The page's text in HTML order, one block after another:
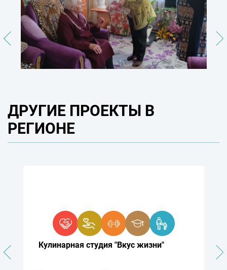
ДРУГИЕ ПРОЕКТЫ В
РЕГИОНЕ
Кулинарная студия "Вкус жизни"